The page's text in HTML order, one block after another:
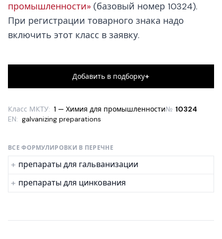
промышленности» (базовый номер 10324).
При регистрации товарного знака надо
включить этот класс в заявку.
Добавить в подборку+
Класс МКТУ: 1 — Химия для промышленности№ 10324
EN: galvanizing preparations
ВСЕ ФОРМУЛИРОВКИ В ПЕРЕЧНЕ
препараты для гальванизации
препараты для цинкования